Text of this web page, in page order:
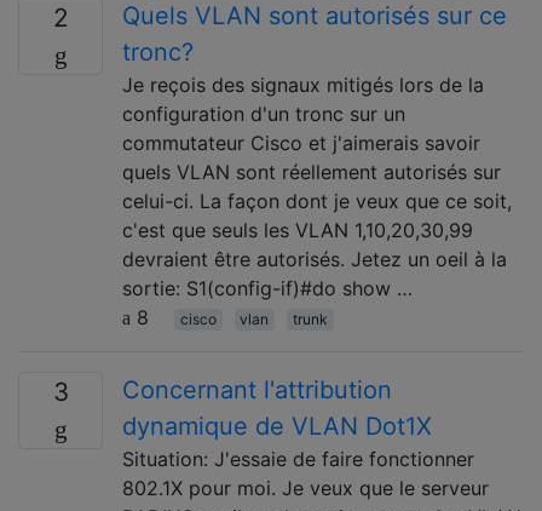
2
Quels VLAN sont autorisés sur ce
tronc?
Je reçois des signaux mitigés lors de la
configuration d'un tronc sur un
commutateur Cisco et j'aimerais savoir
quels VLAN sont réellement autorisés sur
celui-ci. La façon dont je veux que ce soit,
c'est que seuls les VLAN 1,10,20,30,99
devraient être autorisés. Jetez un oeil à la
sortie: S1(config-if)#do show …
8
cisco vlan trunk
3
Concernant l'attribution
dynamique de VLAN Dot1X
Situation: J'essaie de faire fonctionner
802.1X pour moi. Je veux que le serveur